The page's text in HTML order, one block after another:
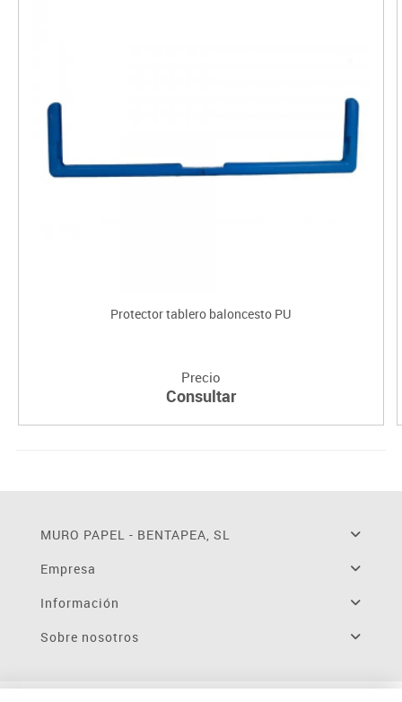
Protector tablero baloncesto PU
Precio
Consultar
MURO PAPEL - BENTAPEA, SL
Empresa
Información
Sobre nosotros